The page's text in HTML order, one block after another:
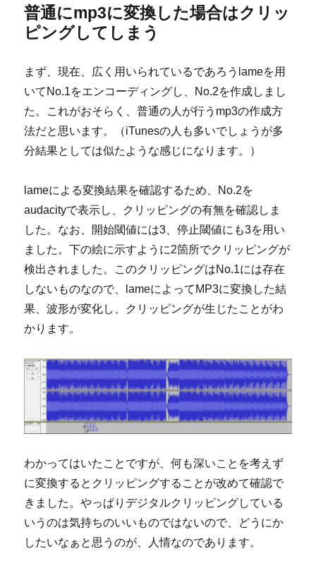
普通にmp3に変換した場合はクリッ
ピングしてしまう
まず、現在、広く用いられているであろうlameを用
いてNo.1をエンコーディングし、No.2を作成しまし
た。これがおそらく、普通の人が行うmp3の作成方
法だと思います。（iTunesの人も多いでしょうが多
分結果としては似たような感じになります。）
lameによる変換結果を確認するため、No.2を
audacityで表示し、クリッピングの有無を確認しま
した。なお、開始閾値には3、停止閾値にも3を用い
ました。下の絵に示すように2箇所でクリッピングが
検出されました。このクリッピングはNo.1には存在
しないものなので、lameによってMP3に変換した結
果、波形が変化し、クリッピングが生じたことがわ
かります。
わかってはいたことですが、何も深いことを考えず
に変換するとクリッピングすることが改めて確認で
きました。やっぱりデジタルクリッピングしている
いうのは気持ちのいいものではないので、どうにか
したいなぁと思うのが、人情なのであります。